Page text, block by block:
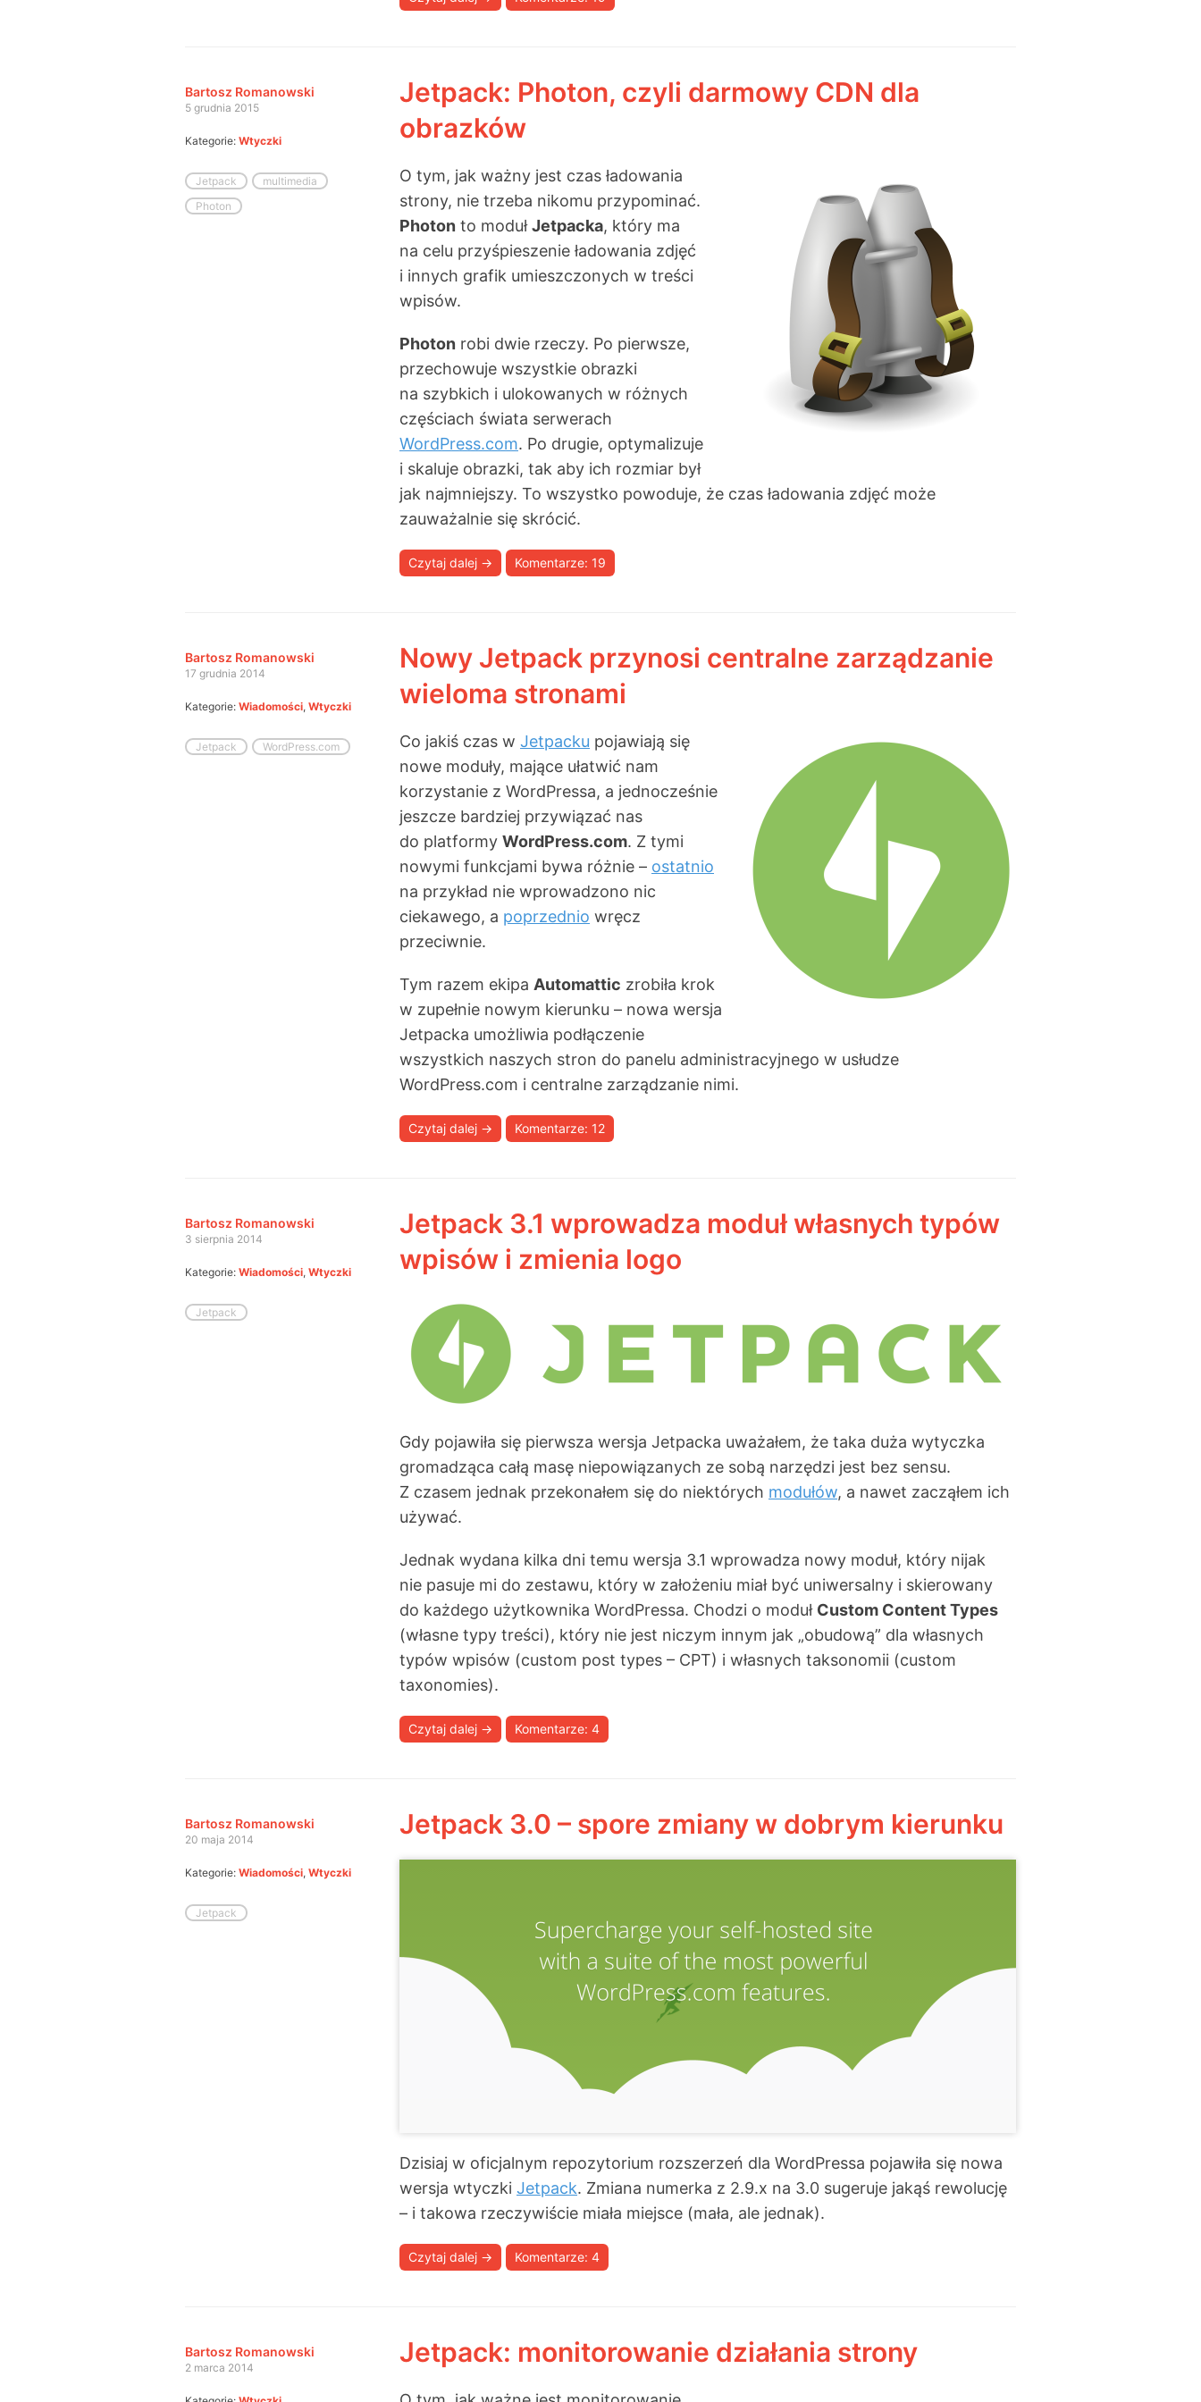
Jetpack: Photon, czyli darmowy CDN dla
obrazków
O tym, jak ważny jest czas ładowania
strony, nie trzeba nikomu przypominać.
Photon to modułJetpacka, który ma
na celu przyśpieszenie ładowania zdjęć
i innych grafik umieszczonych w treści
wpisów.
Photon robi dwie rzeczy. Po pierwsze,
przechowuje wszystkie obrazki
na szybkich i ulokowanych w różnych
częściach świata serwerach
WordPress.com. Po drugie, optymalizuje
i skaluje obrazki, tak aby ich rozmiar był
jak najmniejszy. To wszystko powoduje, że czas ładowania zdjęć może
zauważalnie się skrócić.
Czytaj dalej → Komentarze: 19
Bartosz Romanowski
5 grudnia 2015
Kategorie: Wtyczki
Jetpack
multimedia
Photon
Nowy Jetpack przynosi centralne zarządzanie
wieloma stronami
Co jakiś czas w Jetpacku pojawiają się
nowe moduły, mające ułatwić nam
korzystanie z WordPressa, a jednocześnie
jeszcze bardziej przywiązać nas
do platformy WordPress.com. Z tymi
nowymi funkcjami bywa różnie – ostatnio
na przykład nie wprowadzono nic
ciekawego, a poprzednio wręcz
przeciwnie.
Tym razem ekipa Automattic zrobiła krok
w zupełnie nowym kierunku – nowa wersja
Jetpacka umożliwia podłączenie
wszystkich naszych stron do panelu administracyjnego w usłudze
WordPress.com i centralne zarządzanie nimi.
Czytaj dalej → Komentarze: 12
Bartosz Romanowski
17 grudnia 2014
Kategorie: Wiadomości, Wtyczki
Jetpack WordPress.com
Jetpack 3.1 wprowadza moduł własnych typów
wpisów i zmienia logo
Gdy pojawiła się pierwsza wersja Jetpacka uważałem, że taka duża wytyczka
gromadząca całą masę niepowiązanych ze sobą narzędzi jest bez sensu.
Z czasem jednak przekonałem się do niektórych modułów, a nawet zacząłem ich
używać.
Jednak wydana kilka dni temu wersja 3.1 wprowadza nowy moduł, który nijak
nie pasuje mi do zestawu, który w założeniu miał być uniwersalny i skierowany
do każdego użytkownika WordPressa. Chodzi o moduł Custom Content Types
(własne typy treści), który nie jest niczym innym jak „obudową” dla własnych
typów wpisów (custom post types – CPT) i własnych taksonomii (custom
taxonomies).
Czytaj dalej → Komentarze: 4
Bartosz Romanowski
3 sierpnia 2014
Kategorie: Wiadomości, Wtyczki
Jetpack
Jetpack 3.0 – spore zmiany w dobrym kierunku
Dzisiaj w oficjalnym repozytorium rozszerzeń dla WordPressa pojawiła się nowa
wersja wtyczki Jetpack. Zmiana numerka z 2.9.x na 3.0 sugeruje jakąś rewolucję
– i takowa rzeczywiście miała miejsce (mała, ale jednak).
Czytaj dalej → Komentarze: 4
Bartosz Romanowski
20 maja 2014
Kategorie: Wiadomości, Wtyczki
Jetpack
Jetpack: monitorowanie działania strony
Bartosz Romanowski
2 marca 2014